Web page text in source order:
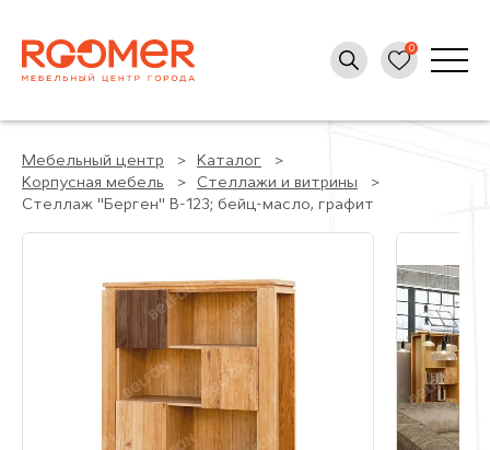
Мебельный центр
Каталог
Корпусная мебель
Стеллажи и витрины
Стеллаж "Берген" В-123; бейц-масло, графит